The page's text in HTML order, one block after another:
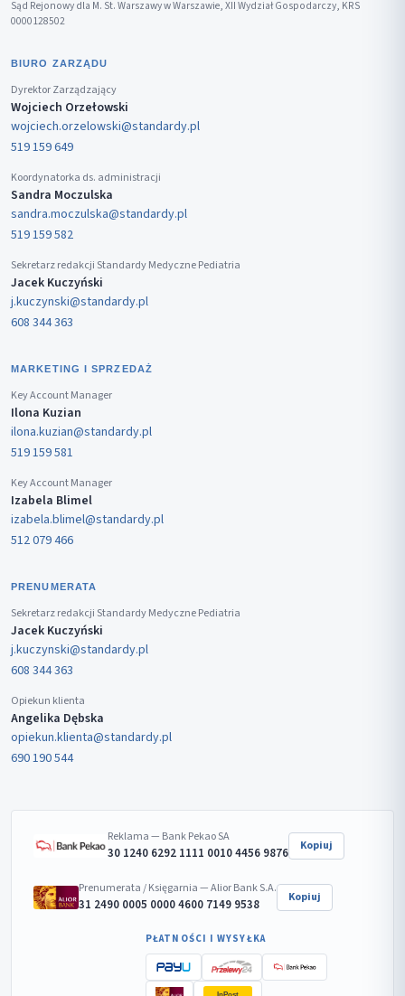
Sąd Rejonowy dla M. St. Warszawy w Warszawie, XII Wydział Gospodarczy, KRS
0000128502
BIURO ZARZĄDU
Dyrektor Zarządzający
Wojciech Orzełowski
wojciech.orzelowski@standardy.pl
519 159 649
Koordynatorka ds. administracji
Sandra Moczulska
sandra.moczulska@standardy.pl
519 159 582
Sekretarz redakcji Standardy Medyczne Pediatria
Jacek Kuczyński
j.kuczynski@standardy.pl
608 344 363
MARKETING I SPRZEDAŻ
Key Account Manager
Ilona Kuzian
ilona.kuzian@standardy.pl
519 159 581
Key Account Manager
Izabela Blimel
izabela.blimel@standardy.pl
512 079 466
PRENUMERATA
Sekretarz redakcji Standardy Medyczne Pediatria
Jacek Kuczyński
j.kuczynski@standardy.pl
608 344 363
Opiekun klienta
Angelika Dębska
opiekun.klienta@standardy.pl
690 190 544
Reklama — Bank Pekao SA
30 1240 6292 1111 0010 4456 9876 Kopiuj
Prenumerata / Księgarnia — Alior Bank S.A.
31 2490 0005 0000 4600 7149 9538 Kopiuj
PŁATNOŚCI I WYSYŁKA